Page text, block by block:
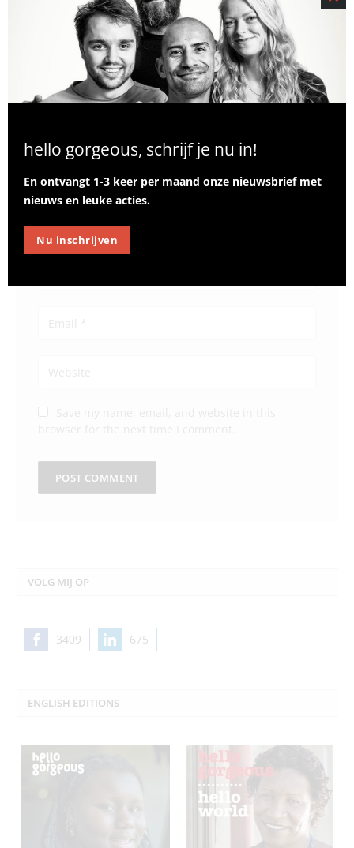
LEAVE A REPLY
VOLG MIJ OP
3409
Share
675
Share
ENGLISH EDITIONS
hello gorgeous, schrijf je nu in!
En ontvangt 1-3 keer per maand onze nieuwsbrief met
nieuws en leuke acties.
Nu inschrijven